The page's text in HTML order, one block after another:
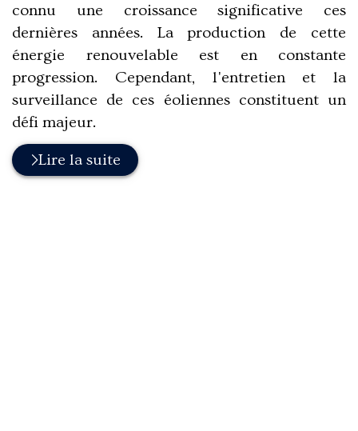
connu une croissance significative ces
dernières années. La production de cette
énergie renouvelable est en constante
progression. Cependant, l'entretien et la
surveillance de ces éoliennes constituent un
défi majeur.
Lire la suite